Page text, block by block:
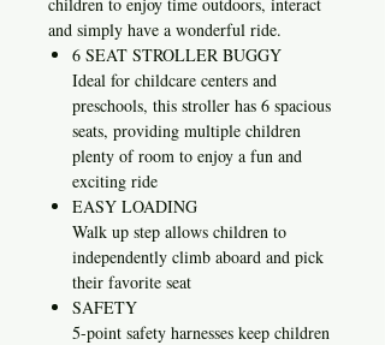
and simply have a wonderful ride.
6 SEAT STROLLER BUGGY
Ideal for childcare centers and
preschools, this stroller has 6 spacious
seats, providing multiple children
plenty of room to enjoy a fun and
exciting ride
EASY LOADING
Walk up step allows children to
independently climb aboard and pick
their favorite seat
SAFETY
5-point safety harnesses keep children